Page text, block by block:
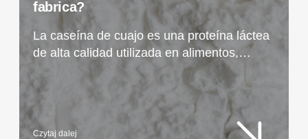
fabrica?
La caseína de cuajo es una proteína láctea
de alta calidad utilizada en alimentos,
suplementos y productos farmacéuticos.
Vea cómo se fabrica y qué la diferencia de
otras materias primas.
Czytaj dalej